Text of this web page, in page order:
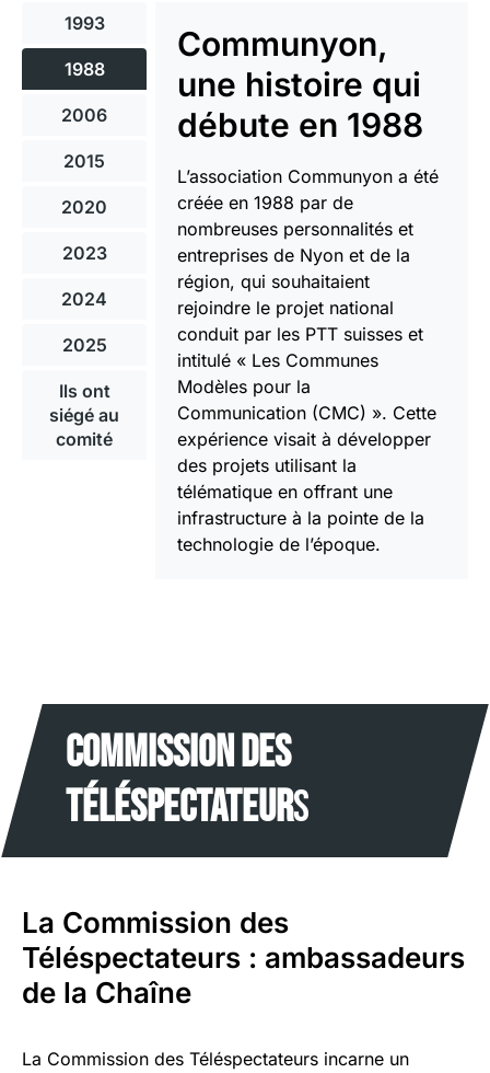
1993
1988
2006
2015
2020
2023
2024
2025
Ils ont
siégé au
comité
Communyon,
une histoire qui
débute en 1988
L’association Communyon a été
créée en 1988 par de
nombreuses personnalités et
entreprises de Nyon et de la
région, qui souhaitaient
rejoindre le projet national
conduit par les PTT suisses et
intitulé « Les Communes
Modèles pour la
Communication (CMC) ». Cette
expérience visait à développer
des projets utilisant la
télématique en offrant une
infrastructure à la pointe de la
technologie de l’époque.
Commission des
téléspectateurs
La Commission des
Téléspectateurs : ambassadeurs
de la Chaîne
La Commission des Téléspectateurs incarne un